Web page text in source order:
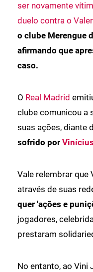
ser novamente
duelo contra o
o clube Merengue
afirmando que
caso.
O Real Madrid
clube comunicou a
suas ações, diante
sofrido por
Vale relembrar que
através de suas
quer 'ações e
jogadores,
prestaram
No entanto, ao Vini